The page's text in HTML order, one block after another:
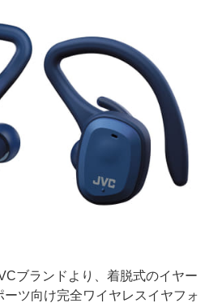
ブランドより、着脱式のイヤー
ツ向け完全ワイヤレスイヤフォ